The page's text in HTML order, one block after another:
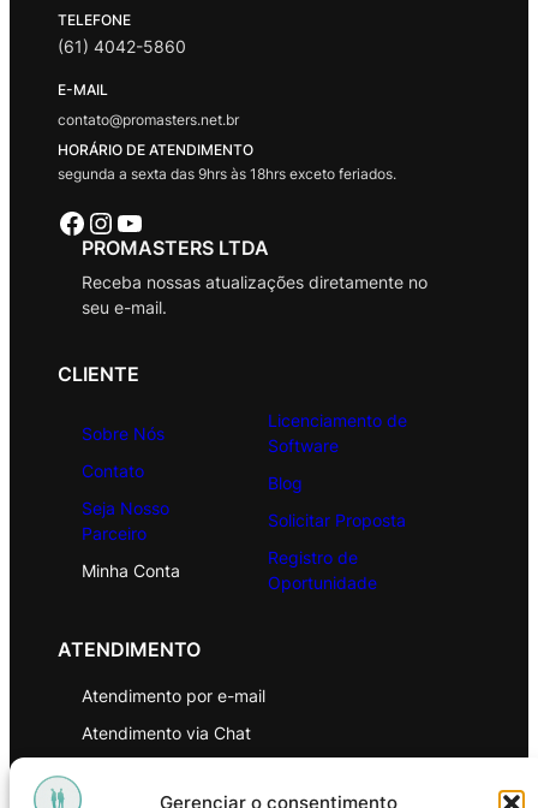
Gerenciar o consentimento
TELEFONE
(61) 4042-5860
E-MAIL
contato@promasters.net.br
HORÁRIO DE ATENDIMENTO
segunda a sexta das 9hrs às 18hrs exceto feriados.
Facebook Instagram Youtube
PROMASTERS LTDA
Receba nossas atualizações diretamente no
seu e-mail.
CLIENTE
Sobre Nós
Contato
Seja Nosso
Parceiro
Minha Conta
Licenciamento de
Software
Blog
Solicitar Proposta
Registro de
Oportunidade
ATENDIMENTO
Atendimento por e-mail
Atendimento via Chat